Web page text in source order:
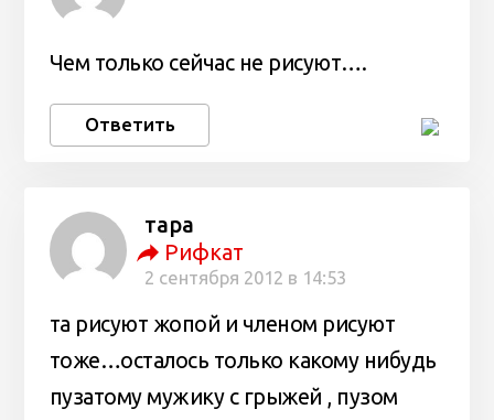
Чем только сейчас не рисуют….
Ответить
тара
Рифкат
2 сентября 2012 в 14:53
та рисуют жопой и членом рисуют
тоже…осталось только какому нибудь
пузатому мужику с грыжей , пузом